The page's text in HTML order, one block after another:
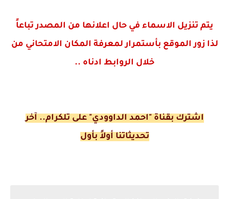
يتم تنزيل الاسماء في حال اعلانها من المصدر تباعاً
لذا زور الموقع بأستمرار لمعرفة المكان الامتحاني من
خلال الروابط ادناه ..
اشترك بقناة "احمد الداوودي" على تلكرام.. آخر
تحديثاتنا أولاً بأول